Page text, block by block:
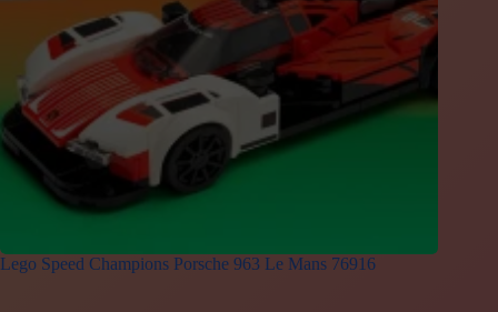
Lego Speed Champions Porsche 963 Le Mans 76916